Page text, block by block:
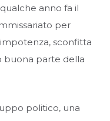
anno fa il
per
sconfitta
buona parte della
politico, una